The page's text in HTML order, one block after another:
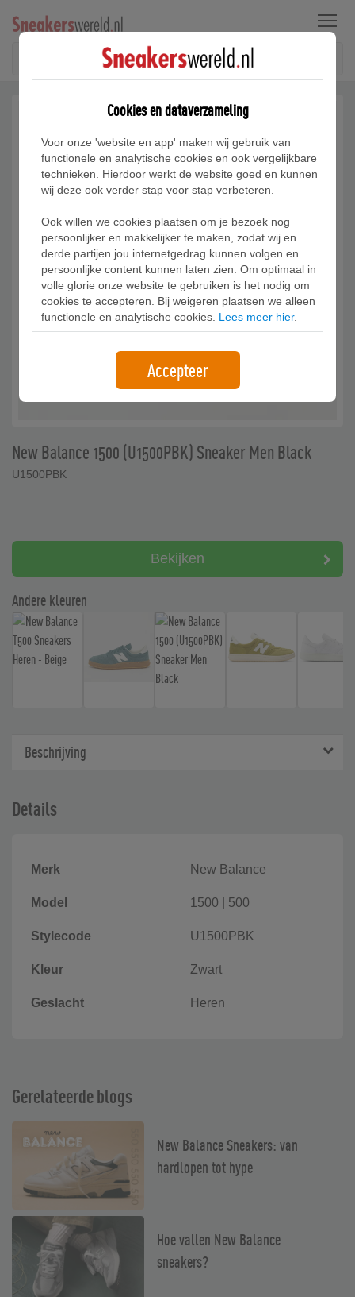
Menu
New Balance 1500 (U1500PBK) Sneaker Men Black
U1500PBK
Bekijken
Andere kleuren
Beschrijving
Details
Merk New Balance
Model 1500 500
Stylecode U1500PBK
Kleur Zwart
Geslacht Heren
Gerelateerde blogs
New Balance Sneakers: van
hardlopen tot hype
Hoe vallen New Balance
sneakers?
Cookies en dataverzameling
Voor onze 'website en app' maken wij gebruik van
functionele en analytische cookies en ook vergelijkbare
technieken. Hierdoor werkt de website goed en kunnen
wij deze ook verder stap voor stap verbeteren.
Ook willen we cookies plaatsen om je bezoek nog
persoonlijker en makkelijker te maken, zodat wij en
derde partijen jou internetgedrag kunnen volgen en
persoonlijke content kunnen laten zien. Om optimaal in
volle glorie onze website te gebruiken is het nodig om
cookies te accepteren. Bij weigeren plaatsen we alleen
functionele en analytische cookies. Lees meer hier.
Accepteer